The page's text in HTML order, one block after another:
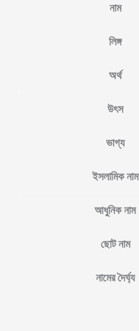
নাম
লিঙ্গ
অর্থ
উৎস
ভাগ্য
ইসলামিক নাম
আধুনিক নাম
ছোট নাম
নামের দৈর্ঘ্য